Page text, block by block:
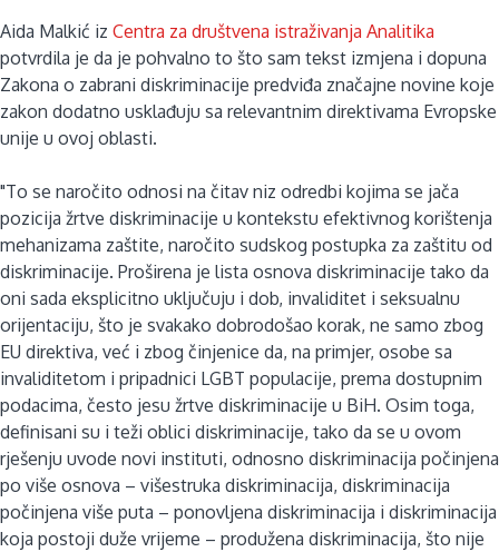
Aida Malkić iz Centra za društvena istraživanja Analitika
potvrdila je da je pohvalno to što sam tekst izmjena i dopuna
Zakona o zabrani diskriminacije predviđa značajne novine koje
zakon dodatno usklađuju sa relevantnim direktivama Evropske
unije u ovoj oblasti.
"To se naročito odnosi na čitav niz odredbi kojima se jača
pozicija žrtve diskriminacije u kontekstu efektivnog korištenja
mehanizama zaštite, naročito sudskog postupka za zaštitu od
diskriminacije. Proširena je lista osnova diskriminacije tako da
oni sada eksplicitno uključuju i dob, invaliditet i seksualnu
orijentaciju, što je svakako dobrodošao korak, ne samo zbog
EU direktiva, već i zbog činjenice da, na primjer, osobe sa
invaliditetom i pripadnici LGBT populacije, prema dostupnim
podacima, često jesu žrtve diskriminacije u BiH. Osim toga,
definisani su i teži oblici diskriminacije, tako da se u ovom
rješenju uvode novi instituti, odnosno diskriminacija počinjena
po više osnova – višestruka diskriminacija, diskriminacija
počinjena više puta – ponovljena diskriminacija i diskriminacija
koja postoji duže vrijeme – produžena diskriminacija, što nije